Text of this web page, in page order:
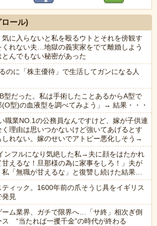
ール)
に入らないと私を殴るウトとそれを傍観す
くれない夫…地獄の義実家をでて離婚しよう
んでもない秘密があった
のに「株主優待」で生活してガンになる人
型だった。私は手術したことあるからA型で
型)の血液型を調べてみよう」→ 結果・・・
職業NO.1の公務員なんですけど、嫁が子供連
理由は思いつかないけど強いてあげるとす
れない。嫁のせいでアトピー悪化しそう→
ンフルになり気絶した私→夫に顔をはたかれ
甘えるな！旦那様の為に家事をしろ！」夫が
私「無職が甘えるな」と復讐し続けた結果…
ィック。1600年前の爪そうじ具をイギリス
発見
ーム業界、ガチで限界へ…「サ終」相次ぎ倒
ス “当たれば一攫千金”の時代が終わる